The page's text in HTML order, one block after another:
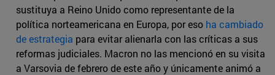
sustituya a Reino Unido como representante de la
política norteamericana en Europa, por eso ha cambiado
de estrategia para evitar alienarla con las críticas a sus
reformas judiciales. Macron no las mencionó en su visita
a Varsovia de febrero de este año y únicamente animó a